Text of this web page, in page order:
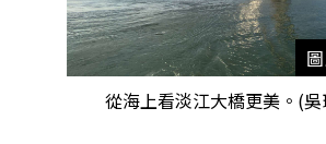
從海上看淡江大橋更美。(